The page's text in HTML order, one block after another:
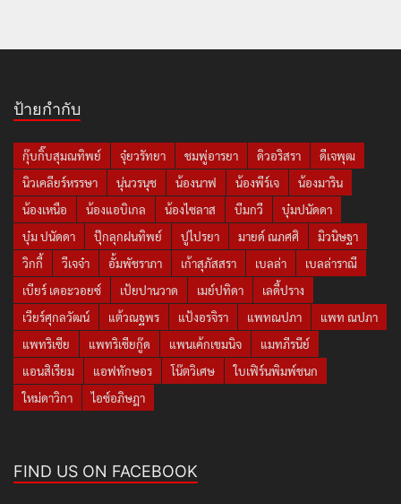
ป้ายกำกับ
กุ๊บกิ๊บสุมณทิพย์ จุ๋ยวรัทยา ชมพู่อารยา ดิวอริสรา
ดีเจพุฒ
นิวเคลียร์หรรษา
นุ่นวรนุช น้องนาฟ น้องพีร์เจ
น้องมาริน
น้องเหนือ
น้องแอบิเกล น้องไซลาส บีมกวี
บุ๋มปนัดดา
บุ๋ม ปนัดดา
ปุ๊กลุกฝนทิพย์ ปูไปรยา มายด์ ณภศศิ
มิวนิษฐา
วิกกี้
วีเจจ๋า อั้มพัชราภา เก้าสุภัสสรา เบลล่า
เบลล่าราณี
เบียร์ เดอะวอยซ์
เป้ยปานวาด เมย์ปทิดา
เลดี้ปราง
เวียร์ศุกลวัฒน์
แต้วณฐพร แป้งอรจิรา แพทณปภา
แพท ณปภา
แพทริเซีย
แพทริเซียกู๊ด แพนเค้กเขมนิจ
แมทภีรนีย์
แอนสิเรียม
แอฟทักษอร โน๊ตวิเศษ
ใบเฟิร์นพิมพ์ชนก
ใหม่ดาวิกา
ไอซ์อภิษฎา
FIND US ON FACEBOOK